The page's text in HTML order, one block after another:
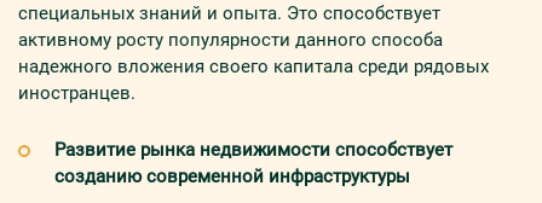
специальных знаний и опыта. Это способствует
активному росту популярности данного способа
надежного вложения своего капитала среди рядовых
иностранцев.
Развитие рынка недвижимости способствует
созданию современной инфраструктуры